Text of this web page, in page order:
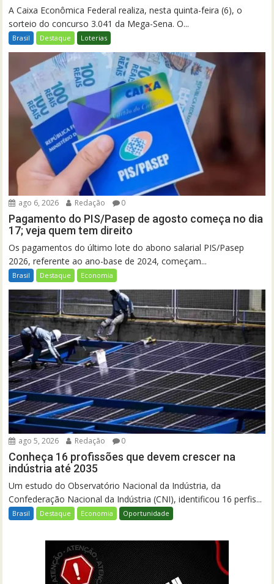
A Caixa Econômica Federal realiza, nesta quinta-feira (6), o
sorteio do concurso 3.041 da Mega-Sena. O...
Brasil Destaque Loterias
ago 6, 2026 Redação 0
Pagamento do PIS/Pasep de agosto começa no dia
17; veja quem tem direito
Os pagamentos do último lote do abono salarial PIS/Pasep
2026, referente ao ano-base de 2024, começam...
Brasil Destaque Economia
ago 5, 2026 Redação 0
Conheça 16 profissões que devem crescer na
indústria até 2035
Um estudo do Observatório Nacional da Indústria, da
Confederação Nacional da Indústria (CNI), identificou 16 perfis...
Brasil Destaque Economia Oportunidade